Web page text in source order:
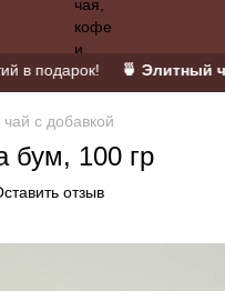
в подарок! 🍵 Элитный
с добавкой
бум, 100 гр
отзыв